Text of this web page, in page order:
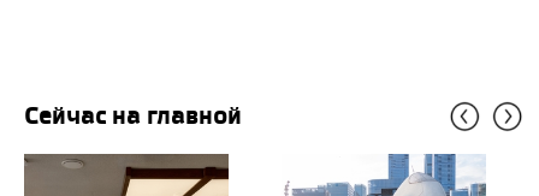
Сейчас на главной